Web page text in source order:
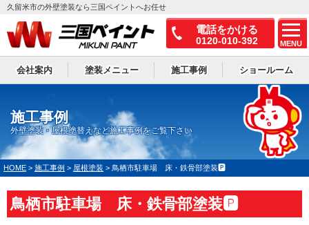
電話をかける
0120-010-392 MENU
久留米市の外壁塗装なら三国ペイントへお任せ
会社案内 塗装メニュー 施工事例 ショールーム
施工事例
外壁塗装・屋根塗替えなど施工事例をご覧下さい
HOME > 施工事例 > 屋根塗装 > 鳥栖市駐車場 床・鉄骨部塗装🅿
鳥栖市駐車場 床・鉄骨部塗装🅿